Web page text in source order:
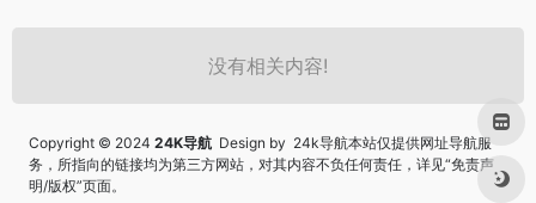
没有相关内容!
Copyright © 2024 24K导航 Design by 24k导航本站仅提供网址导航服
务，所指向的链接均为第三方网站，对其内容不负任何责任，详见“免责声
明/版权”页面。